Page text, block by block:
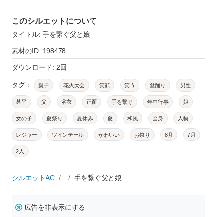
このシルエットについて
タイトル: 手を繋ぐ父と娘
素材のID: 198478
ダウンロード: 2回
タグ： 親子 花火大会 笑顔 笑う 盆踊り 男性
甚平 父 浴衣 正面 手を繋ぐ 年中行事 娘
女の子 夏祭り 夏休み 夏 和風 全身 人物
レジャー ツインテール かわいい お祭り 8月 7月
2人
シルエットAC 手を繋ぐ父と娘
広告を非表示にする